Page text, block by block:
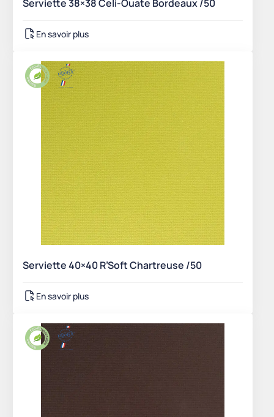
Serviette 38×38 Celi-Ouate Bordeaux /50
En savoir plus
Serviette 40×40 R’Soft Chartreuse /50
En savoir plus